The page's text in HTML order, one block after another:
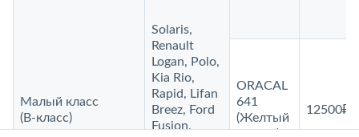
Малый класс
(B‑класс)
Solaris,
Renault
Logan, Polo,
Kia Rio,
Rapid, Lifan
Breez, Ford
Fusion,
ORACAL
641
(Желтый
глянец)
12500₽